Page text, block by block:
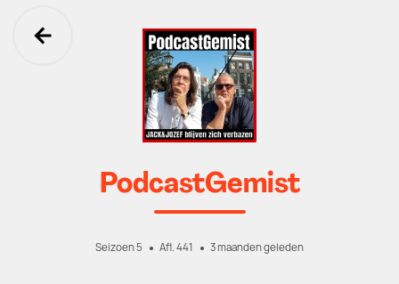
Ga terug
PodcastGemist
Seizoen 5 Afl. 441 3 maanden geleden